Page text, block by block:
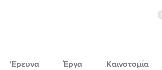
'Ερευνα Έργα Καινοτομία